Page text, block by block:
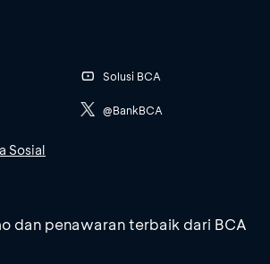
Solusi BCA
@BankBCA
Sosial
dan penawaran terbaik dari BCA